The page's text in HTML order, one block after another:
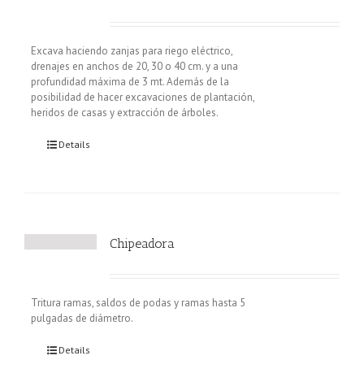
Excava haciendo zanjas para riego eléctrico,
drenajes en anchos de 20, 30 o 40 cm. y a una
profundidad máxima de 3 mt. Además de la
posibilidad de hacer excavaciones de plantación,
heridos de casas y extracción de árboles.
Details
Chipeadora
Tritura ramas, saldos de podas y ramas hasta 5
pulgadas de diámetro.
Details